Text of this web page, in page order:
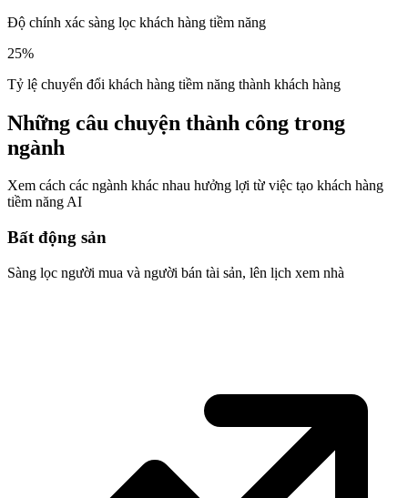
Độ chính xác sàng lọc khách hàng tiềm năng
25%
Tỷ lệ chuyển đổi khách hàng tiềm năng thành khách hàng
Những câu chuyện thành công trong
ngành
Xem cách các ngành khác nhau hưởng lợi từ việc tạo khách hàng
tiềm năng AI
Bất động sản
Sàng lọc người mua và người bán tài sản, lên lịch xem nhà